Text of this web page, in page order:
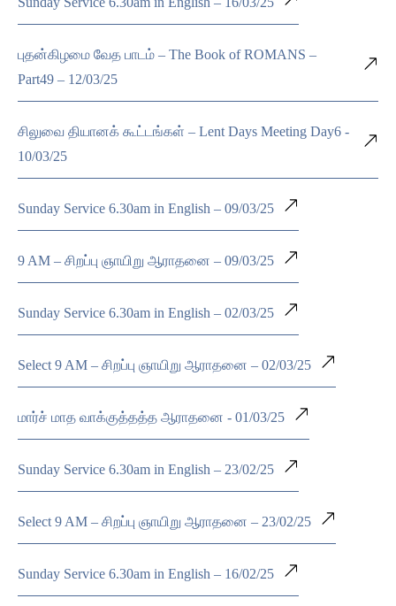
புதன்கிழமை வேத பாடம் – The Book of ROMANS –
Part49 – 12/03/25
சிலுவை தியானக் கூட்டங்கள் – Lent Days Meeting Day6 -
10/03/25
Sunday Service 6.30am in English – 09/03/25
9 AM – சிறப்பு ஞாயிறு ஆராதனை – 09/03/25
Sunday Service 6.30am in English – 02/03/25
Select 9 AM – சிறப்பு ஞாயிறு ஆராதனை – 02/03/25
மார்ச் மாத வாக்குத்தத்த ஆராதனை - 01/03/25
Sunday Service 6.30am in English – 23/02/25
Select 9 AM – சிறப்பு ஞாயிறு ஆராதனை – 23/02/25
Sunday Service 6.30am in English – 16/02/25